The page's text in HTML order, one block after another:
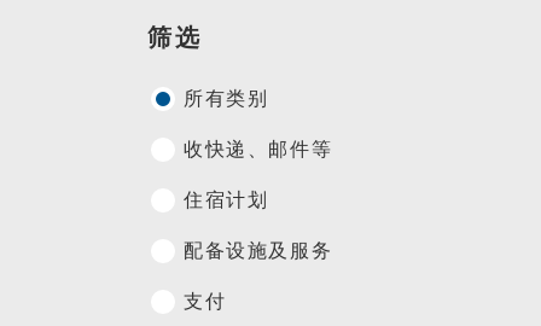
筛选
所有类别
收快递、邮件等
住宿计划
配备设施及服务
支付